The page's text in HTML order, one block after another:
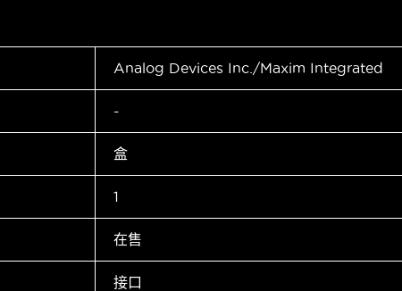
Analog Devices Inc./Maxim Integrated
-
盒
1
在售
接口